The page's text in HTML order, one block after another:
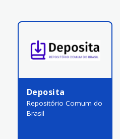
Deposita
Repositório Comum do
Brasil